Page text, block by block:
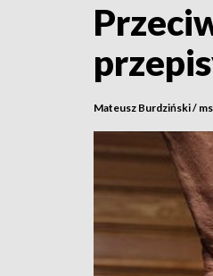
Mateusz Burdziński / ms